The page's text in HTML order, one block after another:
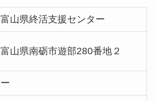
富山県終活支援センター
富山県南砺市遊部280番地２
ー